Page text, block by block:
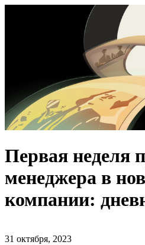
Первая неделя
менеджера в
компании:
31 октября, 2023